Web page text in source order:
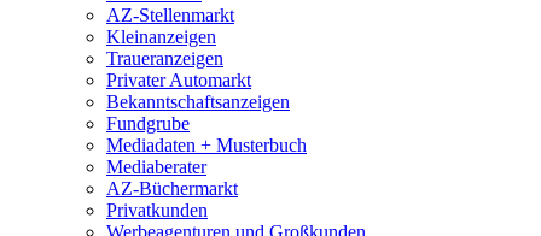
AZ-Stellenmarkt
Kleinanzeigen
Traueranzeigen
Privater Automarkt
Bekanntschaftsanzeigen
Fundgrube
Mediadaten + Musterbuch
Mediaberater
AZ-Büchermarkt
Privatkunden
Werbeagenturen und Großkunden